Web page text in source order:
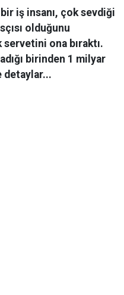
iş insanı, çok sevdiği
olduğunu
ona bıraktı.
birinden 1 milyar
detaylar...